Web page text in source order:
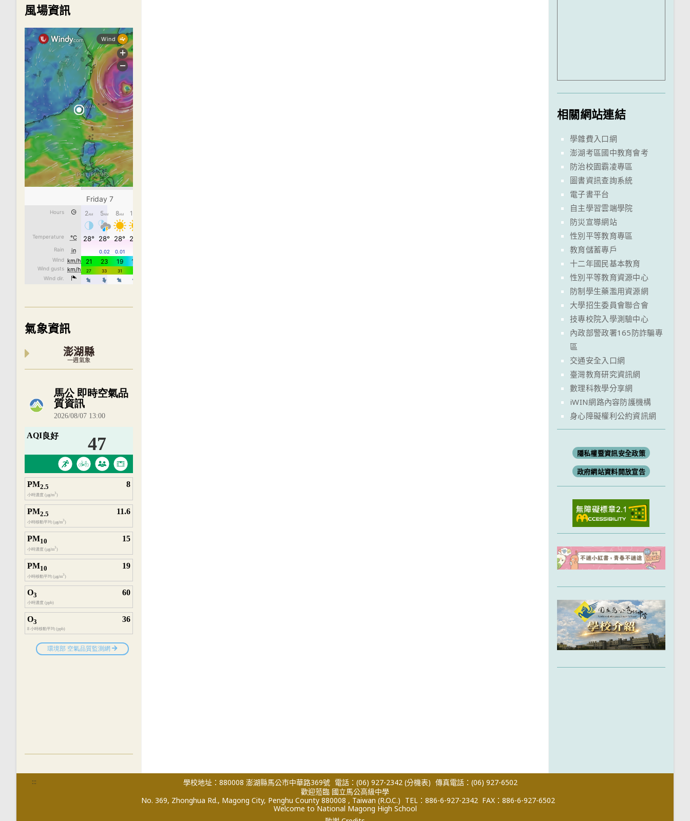
風場資訊
氣象資訊
澎湖縣
一週氣象
內嵌空氣品質小工具為視覺預覽，完整即時空氣品質資料請開啟
相關網站連結
學雜費入口網
澎湖考區國中教育會考
防治校園霸凌專區
圖書資訊查詢系統
電子書平台
自主學習雲端學院
防災宣導網站
性別平等教育專區
教育儲蓄專戶
十二年國民基本教育
性別平等教育資源中心
防制學生藥濫用資源網
大學招生委員會聯合會
技專校院入學測驗中心
內政部警政署165防詐騙專
區
交通安全入口網
臺灣教育研究資訊網
數理科教學分享網
iWIN網路內容防護機構
身心障礙權利公約資訊網
隱私權暨資訊安全政策
政府網站資料開放宣告
::: 學校地址：880008 澎湖縣馬公市中華路369號 電話：(06) 927-2342 (分機表) 傳真電話：(06) 927-6502
歡迎蒞臨 國立馬公高級中學
No. 369, Zhonghua Rd., Magong City, Penghu County 880008 , Taiwan (R.O.C.) TEL：886-6-927-2342 FAX：886-6-927-6502
Welcome to National Magong High School